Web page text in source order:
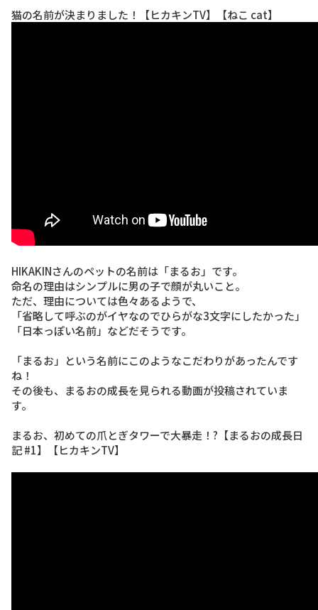
猫の名前が決まりました！【ヒカキンTV】【ねこ cat】
HIKAKINさんのペットの名前は 「まるお」 です。
命名の理由はシンプルに男の子で顔が丸いこと。
ただ、理由については色々あるようで、
「省略して呼ぶのがイヤなのでひらがな3文字にしたかった」
「日本っぽい名前」 などだそうです。
「まるお」という名前にこのようなこだわりがあったんです
ね！
その後も、まるおの成長を見られる動画が投稿されていま
す。
まるお、初めての爪とぎタワーで大暴走！?【まるおの成長日
記 #1】【ヒカキンTV】